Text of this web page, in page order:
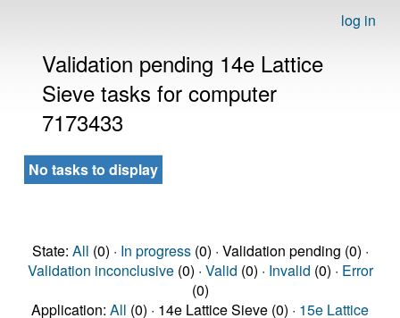
log in
Validation pending 14e Lattice
Sieve tasks for computer
7173433
No tasks to display
State: All (0) · In progress(0) · Validation pending (0) ·
Validation inconclusive(0) · Valid (0) · Invalid (0) · Error
(0)
Application: All (0) · 14e Lattice Sieve (0) · 15e Lattice